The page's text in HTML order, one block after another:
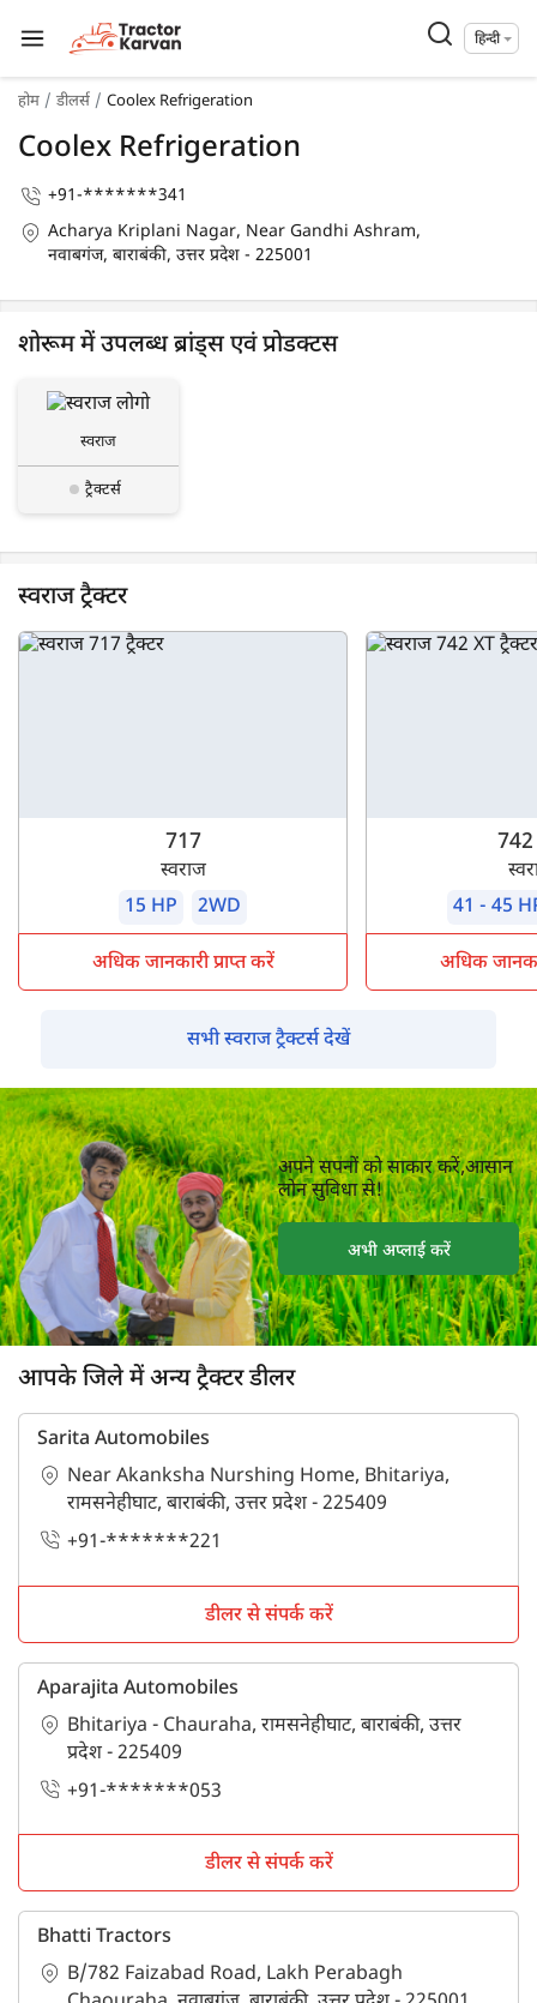
हिन्दी
होम डीलर्स Coolex Refrigeration
Coolex Refrigeration
+91-*******341
Acharya Kriplani Nagar, Near Gandhi Ashram,
नवाबगंज, बाराबंकी, उत्तर प्रदेश - 225001
शोरूम में उपलब्ध ब्रांड्स एवं प्रोडक्टस
स्वराज
ट्रैक्टर्स
स्वराज ट्रैक्टर
717
स्वराज
15 HP
2WD
अधिक जानकारी प्राप्त करें
742
41 - 45
अधिक
सभी स्वराज ट्रैक्टर्स देखें
अपने सपनों को साकार करें,आसान
लोन सुविधा से!
अभी अप्लाई करें
आपके जिले में अन्य ट्रैक्टर डीलर
Sarita Automobiles
Near Akanksha Nurshing Home, Bhitariya,
रामसनेहीघाट, बाराबंकी, उत्तर प्रदेश - 225409
+91-*******221
डीलर से संपर्क करें
Aparajita Automobiles
Bhitariya - Chauraha, रामसनेहीघाट, बाराबंकी, उत्तर
प्रदेश - 225409
+91-*******053
डीलर से संपर्क करें
Bhatti Tractors
B/782 Faizabad Road, Lakh Perabagh